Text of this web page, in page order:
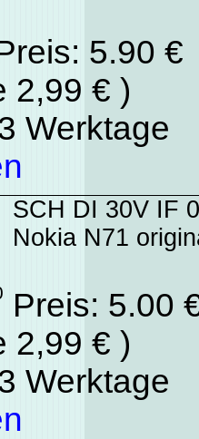
5.90
2,99 € )
Werktage
SCH DI 30V IF
Nokia N71
Preis: 5.00
2,99 € )
Werktage